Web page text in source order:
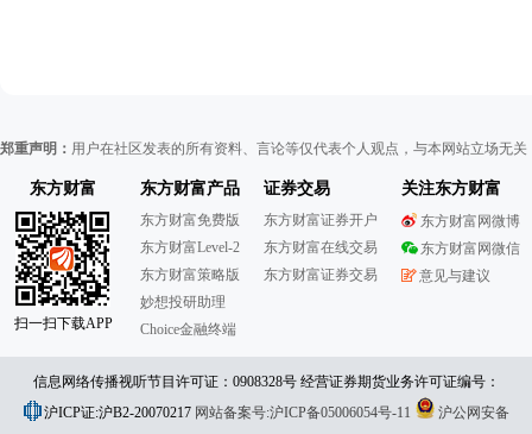
郑重声明： 用户在社区发表的所有资料、言论等仅代表个人观点，与本网站立场无
东方财富
扫一扫下载APP
东方财富产品
东方财富免费版
东方财富Level-2
东方财富策略版
妙想投研助理
Choice金融终端
证券交易
东方财富证券开户
东方财富在线交易
东方财富证券交易
关注东方财富
东方财富网微博
东方财富网微信
意见与建议
信息网络传播视听节目许可证：0908328号 经营证券期货业务许可证编号：
913101046312860336 违法和不良信息举报:021-61278686 举报邮箱：
沪ICP证:沪B2-20070217 网站备案号:沪ICP备05006054号-11
沪公网安备